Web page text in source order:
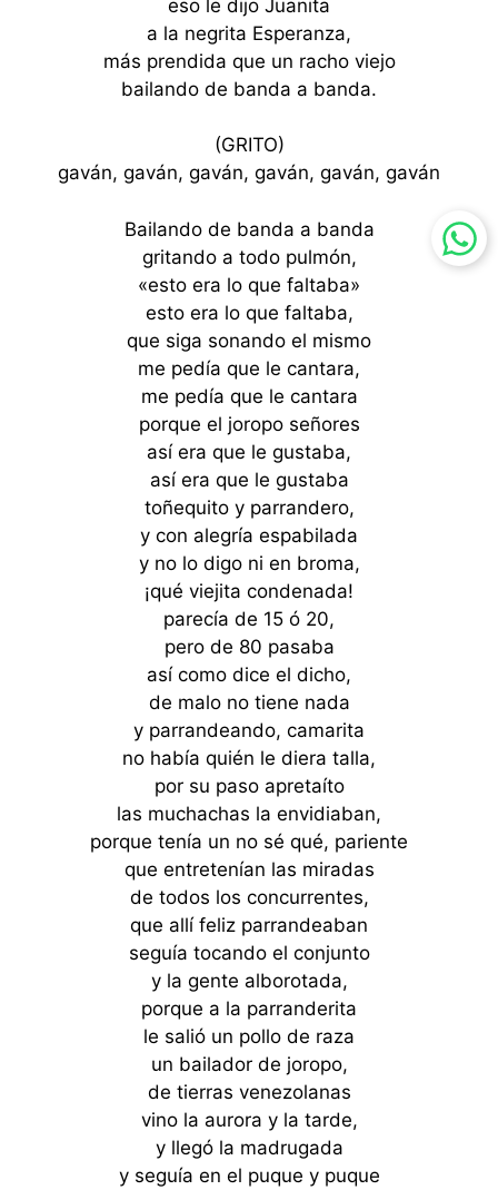
eso le dijo Juanita
a la negrita Esperanza,
más prendida que un racho viejo
bailando de banda a banda.
(GRITO)
gaván, gaván, gaván, gaván, gaván, gaván
Bailando de banda a banda
gritando a todo pulmón,
«esto era lo que faltaba»
esto era lo que faltaba,
que siga sonando el mismo
me pedía que le cantara,
me pedía que le cantara
porque el joropo señores
así era que le gustaba,
así era que le gustaba
toñequito y parrandero,
y con alegría espabilada
y no lo digo ni en broma,
¡qué viejita condenada!
parecía de 15 ó 20,
pero de 80 pasaba
así como dice el dicho,
de malo no tiene nada
y parrandeando, camarita
no había quién le diera talla,
por su paso apretaíto
las muchachas la envidiaban,
porque tenía un no sé qué, pariente
que entretenían las miradas
de todos los concurrentes,
que allí feliz parrandeaban
seguía tocando el conjunto
y la gente alborotada,
porque a la parranderita
le salió un pollo de raza
un bailador de joropo,
de tierras venezolanas
vino la aurora y la tarde,
y llegó la madrugada
y seguía en el puque y puque